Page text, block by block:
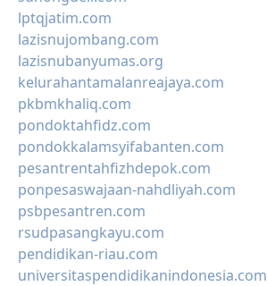
lptqjatim.com
lazisnujombang.com
lazisnubanyumas.org
kelurahantamalanreajaya.com
pkbmkhaliq.com
pondoktahfidz.com
pondokkalamsyifabanten.com
pesantrentahfizhdepok.com
ponpesaswajaan-nahdliyah.com
psbpesantren.com
rsudpasangkayu.com
pendidikan-riau.com
universitaspendidikanindonesia.com